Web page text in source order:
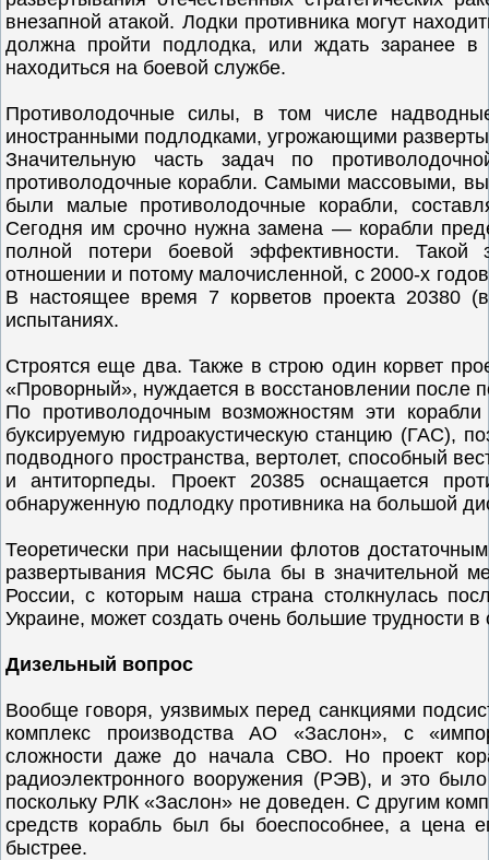
внезапной атакой. Лодки противника могут
должна пройти подлодка, или ждать заранее в
находиться на боевой службе.
Противолодочные силы, в том числе
иностранными подлодками, угрожающими
Значительную часть задач по
противолодочные корабли. Самыми массовыми,
были малые противолодочные корабли,
Сегодня им срочно нужна замена — корабли
полной потери боевой эффективности.
отношении и потому малочисленной, с 2000-х
В настоящее время 7 корветов проекта
испытаниях.
Строятся еще два. Также в строю один корвет
«Проворный», нуждается в восстановлении после
По противолодочным возможностям эти
буксируемую гидроакустическую станцию (ГАС),
подводного пространства, вертолет, способный
и антиторпеды. Проект 20385 оснащается
обнаруженную подлодку противника на большой
Теоретически при насыщении флотов
развертывания МСЯС была бы в значительной
России, с которым наша страна столкнулась
Украине, может создать очень большие трудности
Дизельный вопрос
Вообще говоря, уязвимых перед санкциями
комплекс производства АО «Заслон», с
сложности даже до начала СВО. Но проект
радиоэлектронного вооружения (РЭВ), и это
поскольку РЛК «Заслон» не доведен. С другим
средств корабль был бы боеспособнее, а цена
быстрее.